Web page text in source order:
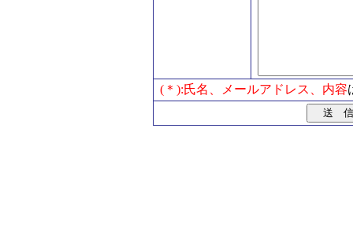
(＊):氏名、メールアドレス、内容